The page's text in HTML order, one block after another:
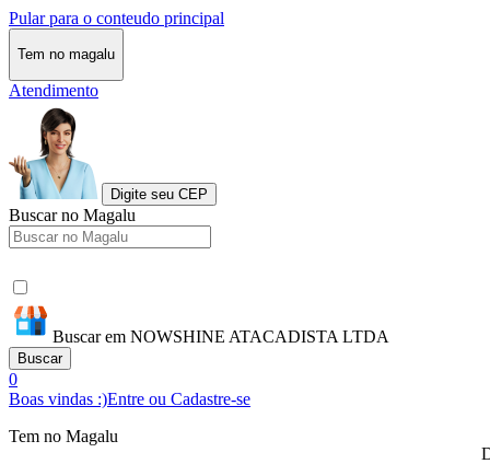
Pular para o conteudo principal
Tem no magalu
Atendimento
Digite seu CEP
Buscar no Magalu
Buscar em NOWSHINE ATACADISTA LTDA
Buscar
0
Boas vindas :)Entre ou Cadastre-se
Tem no Magalu